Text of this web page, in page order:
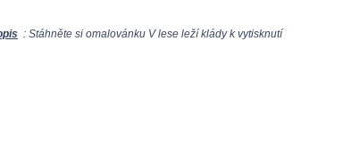
: Stáhněte si omalovánku V lese leží klády k vytisknutí